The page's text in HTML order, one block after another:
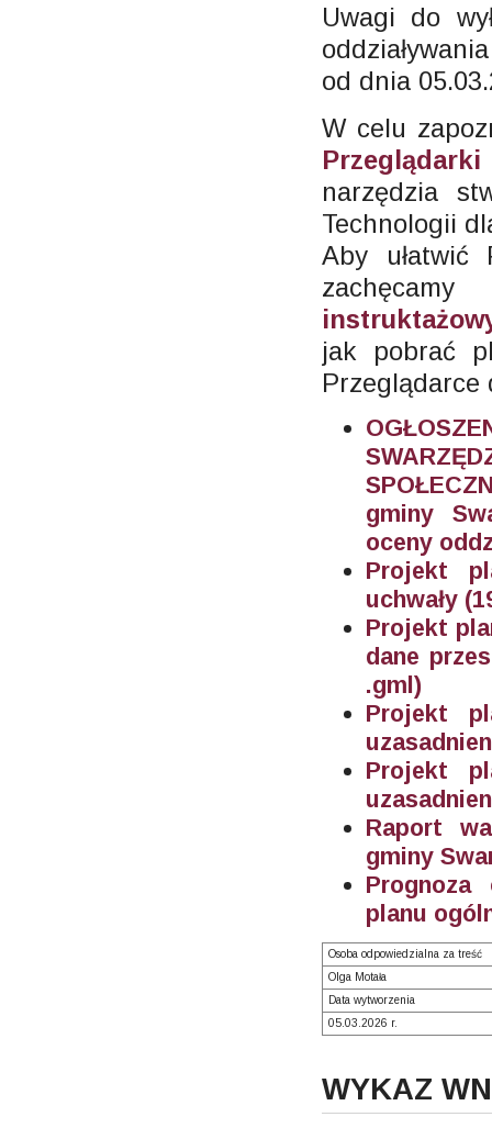
Uwagi do
od dnia
W celu
narzędzia
Technologii
Aby ułatwić
jak pobrać
Przeglądarce
gminy
oceny
Projekt
uchwały
Projekt
dane
.gml)
Projekt
Projekt
Raport
gminy
planu
Osoba odpowiedzialna za treść
Olga Motała
Data wytworzenia
05.03.2026 r.
WYKAZ